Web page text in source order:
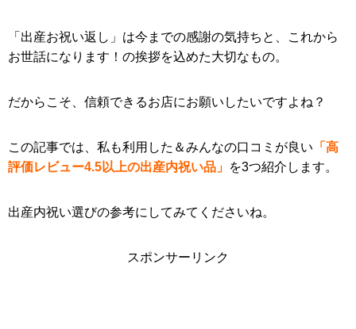
「出産お祝い返し」は今までの感謝の気持ちと、これから
お世話になります！の挨拶を込めた大切なもの。
だからこそ、信頼できるお店にお願いしたいですよね？
この記事では、私も利用した＆みんなの口コミが良い 「高
評価レビュー4.5以上の出産内祝い品」 を3つ紹介します。
出産内祝い選びの参考にしてみてくださいね。
スポンサーリンク